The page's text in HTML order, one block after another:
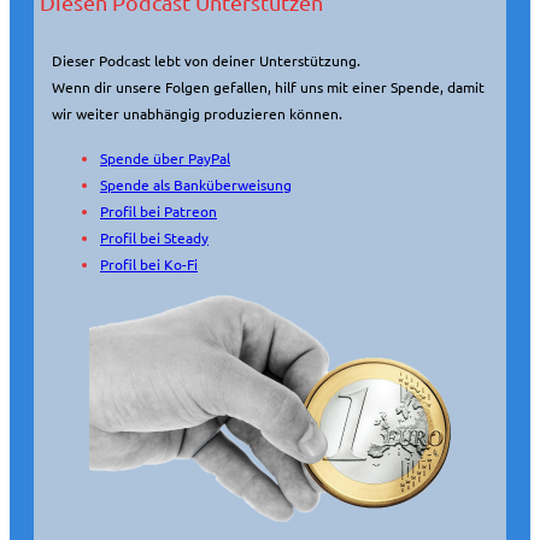
Dieser Podcast lebt von deiner Unterstützung.
Wenn dir unsere Folgen gefallen, hilf uns mit einer Spende, damit
wir weiter unabhängig produzieren können.
Spende über PayPal
Spende als Banküberweisung
Profil bei Patreon
Profil bei Steady
Profil bei Ko-Fi